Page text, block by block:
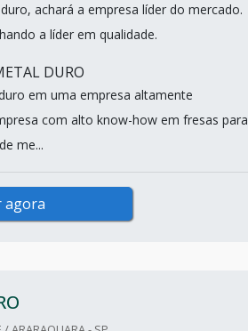
achará a empresa líder do mercado.
a líder em qualidade.
DURO
em uma empresa altamente
com alto know-how em fresas para
me...
agora